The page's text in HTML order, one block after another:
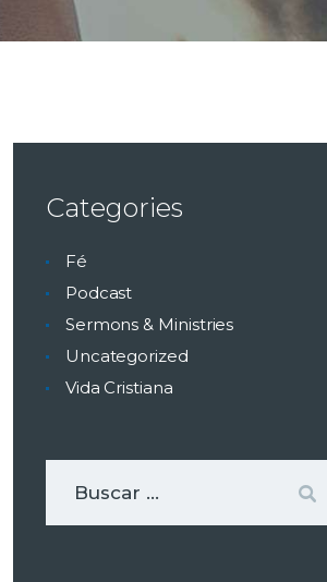
Categories
Fé
Podcast
Sermons & Ministries
Uncategorized
Vida Cristiana